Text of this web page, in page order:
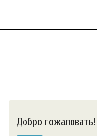
Добро пожаловать!